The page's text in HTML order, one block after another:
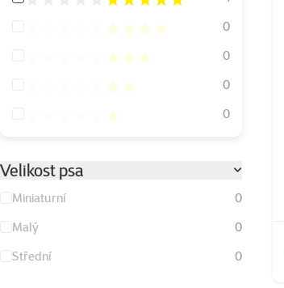
Hodnocení 80%
0
Hodnocení 60%
0
Hodnocení 40%
0
Hodnocení 20%
0
Velikost psa
Miniaturní
0
Malý
0
Střední
0